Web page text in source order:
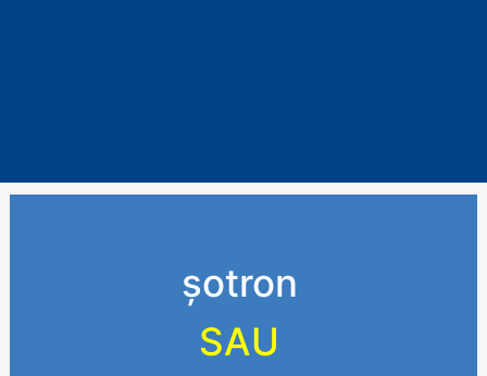
șotron
SAU